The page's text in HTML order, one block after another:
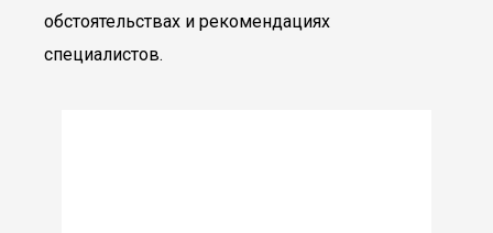
обстоятельствах и рекомендациях
специалистов.